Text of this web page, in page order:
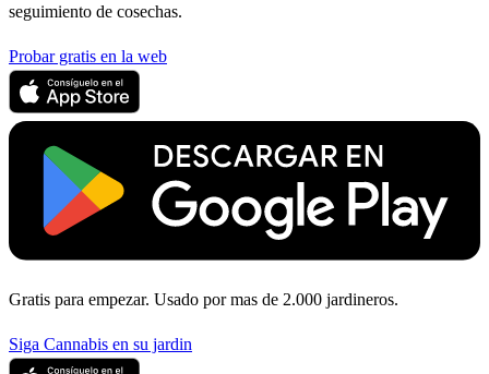
seguimiento de cosechas.
Probar gratis en la web
Gratis para empezar. Usado por mas de 2.000 jardineros.
Siga Cannabis en su jardin